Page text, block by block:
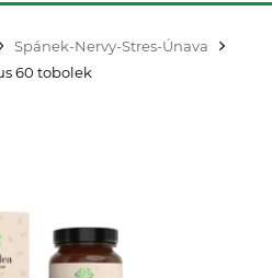
Spánek-Nervy-Stres-Únava
60 tobolek